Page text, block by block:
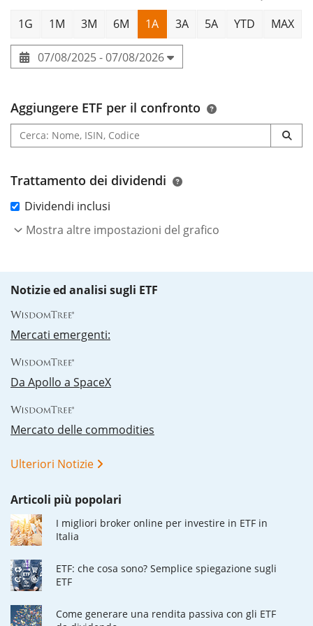
1G 1M 3M 6M 1A 3A 5A YTD MAX
07/08/2025 - 07/08/2026
Aggiungere ETF per il confronto
Trattamento dei dividendi
Dividendi inclusi
Mostra altre impostazioni del grafico
Notizie ed analisi sugli ETF
Mercati emergenti:
Da Apollo a SpaceX
Mercato delle commodities
Ulteriori Notizie
Articoli più popolari
I migliori broker online per investire in ETF in
Italia
ETF: che cosa sono? Semplice spiegazione sugli
ETF
Come generare una rendita passiva con gli ETF